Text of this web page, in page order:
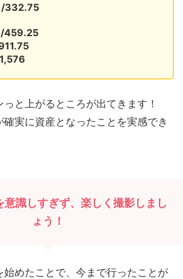
332.75
459.25
と上がるところが出てきます！
実に資産となったことを実感でき
意識しすぎず、楽しく撮影しまし
ょう！
始めたことで、今まで行ったことが